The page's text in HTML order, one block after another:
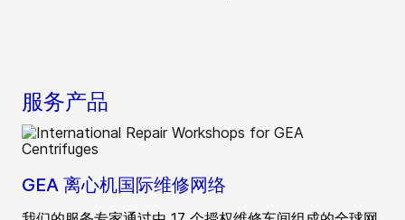
服务产品
GEA 离心机国际维修网络